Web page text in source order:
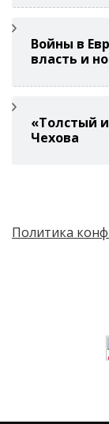
Войны в
власть и
«Толстый
Чехова
Политика